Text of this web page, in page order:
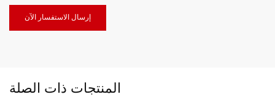
إرسال الاستفسار الآن
المنتجات ذات الصلة